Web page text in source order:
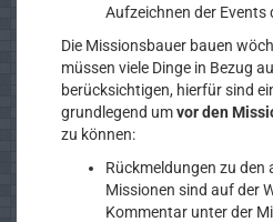
Aufzeichnen der Events
Die Missionsbauer bauen
müssen viele Dinge in Bezug
berücksichtigen, hierfür sind
grundlegend umvor den
zu können:
Rückmeldungen zu den
Missionen sind auf der
Kommentar unter der